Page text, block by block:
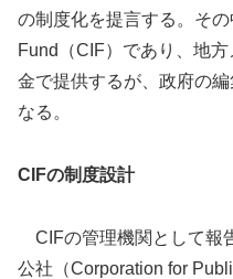
の制度化を提言する。そ
Fund（CIF）であり、地
金で提供するが、政府の
なる。
CIFの制度設計
CIFの管理機関として報
公社（Corporation for